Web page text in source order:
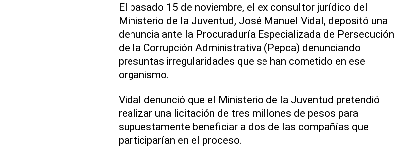
El pasado 15 de noviembre, el ex consultor jurídico del
Ministerio de la Juventud, José Manuel Vidal, depositó una
denuncia ante la Procuraduría Especializada de Persecución
de la Corrupción Administrativa (Pepca) denunciando
presuntas irregularidades que se han cometido en ese
organismo.
Vidal denunció que el Ministerio de la Juventud pretendió
realizar una licitación de tres millones de pesos para
supuestamente beneficiar a dos de las compañías que
participarían en el proceso.